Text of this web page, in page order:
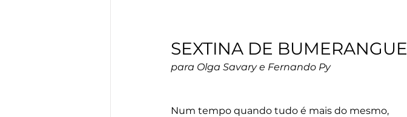
SEXTINA DE BUMERANGUE
para Olga Savary e Fernando Py
Num tempo quando tudo é mais do mesmo,